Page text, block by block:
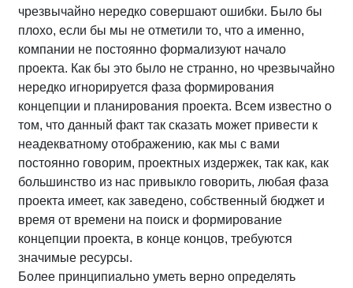
чрезвычайно нередко совершают ошибки. Было бы
плохо, если бы мы не отметили то, что а именно,
компании не постоянно формализуют начало
проекта. Как бы это было не странно, но чрезвычайно
нередко игнорируется фаза формирования
концепции и планирования проекта. Всем известно о
том, что данный факт так сказать может привести к
неадекватному отображению, как мы с вами
постоянно говорим, проектных издержек, так как, как
большинство из нас привыкло говорить, любая фаза
проекта имеет, как заведено, собственный бюджет и
время от времени на поиск и формирование
концепции проекта, в конце концов, требуются
значимые ресурсы.
Более принципиально уметь верно определять